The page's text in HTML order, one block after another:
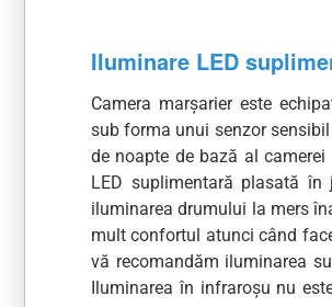
Iluminare LED
Camera marșarier este
sub forma unui senzor
de noapte de bază al
LED suplimentară plasată
iluminarea drumului la mers
mult confortul atunci când
vă recomandăm iluminarea
Iluminarea în infraroșu nu